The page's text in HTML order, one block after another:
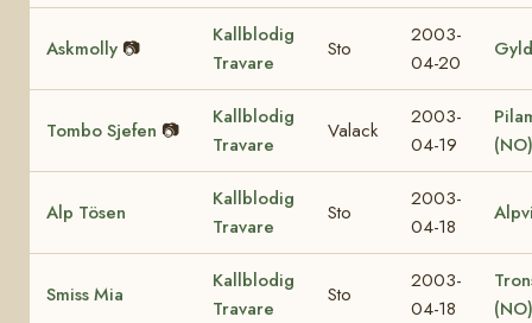
Askmolly 📷
Kallblodig
Travare
Sto
2003-
04-20
Tombo Sjefen 📷
Kallblodig
Travare
Valack
2003-
04-19
(NO)
Alp Tösen
Kallblodig
Travare
Sto
2003-
04-18
Smiss Mia
Kallblodig
Travare
Sto
2003-
04-18
(NO)